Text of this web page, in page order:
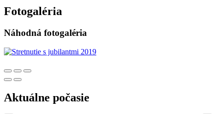
Fotogaléria
Náhodná fotogaléria
Aktuálne počasie